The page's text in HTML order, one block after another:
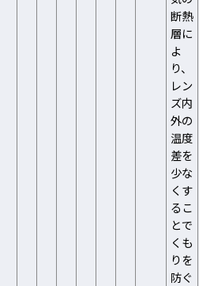
断熱
層に
よ
り、
レン
ズ内
外の
温度
差を
少な
くす
るこ
とで
くも
りを
防ぐ